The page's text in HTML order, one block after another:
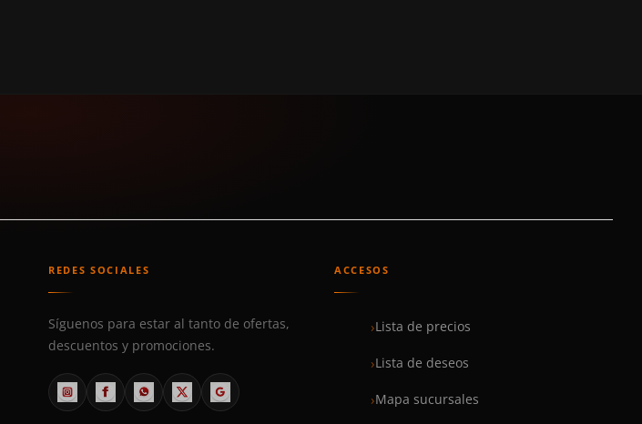
REDES SOCIALES
Síguenos para estar al tanto de ofertas,
descuentos y promociones.
ACCESOS
Lista de precios
Lista de deseos
Mapa sucursales